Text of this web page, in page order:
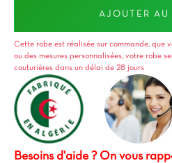
AJOUTER AU
Cette robe est réalisée sur commande. que
ou des mesures personnalisées, votre robe
couturières dans un délai de 28 jours
Besoins d'aide ? On vous